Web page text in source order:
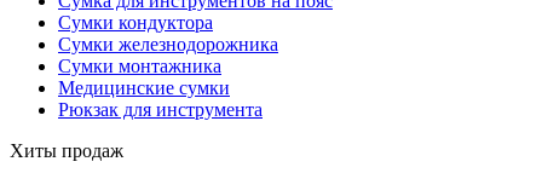
Сумки кондуктора
Сумки железнодорожника
Сумки монтажника
Медицинские сумки
Рюкзак для инструмента
Хиты продаж